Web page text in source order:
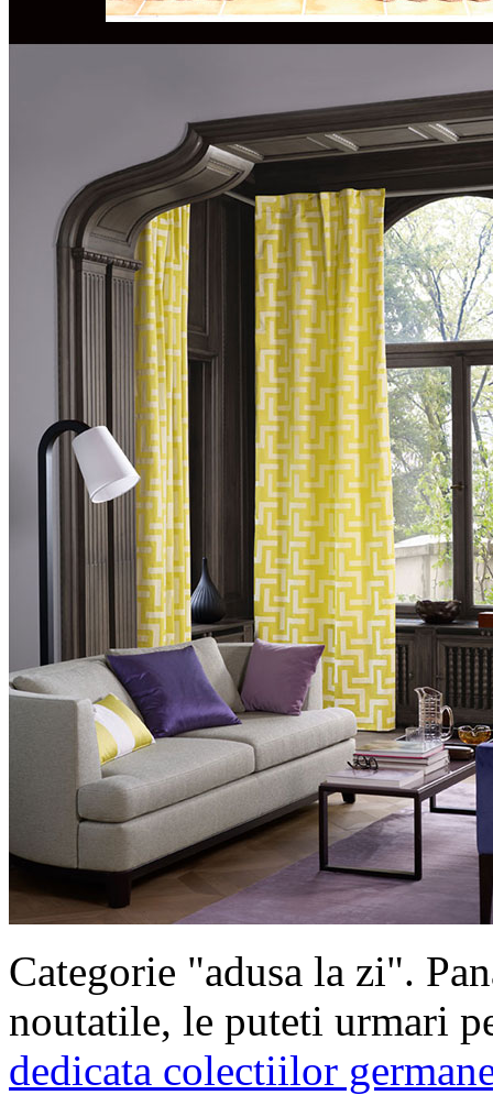
Categorie "adusa la zi".
noutatile, le puteti urmari
dedicata colectiilor